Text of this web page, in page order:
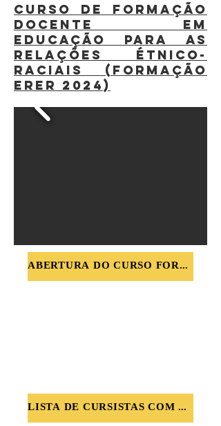
CURSO DE FORMAÇÃO
DOCENTE EM
EDUCAÇÃO PARA AS
RELAÇÕES ÉTNICO-
RACIAIS (FORMAÇÃO
ERER 2024)
ABERTURA DO CURSO FORERER 2024
LISTA DE CURSISTAS COM CARGA HORÁRIA TOTAL